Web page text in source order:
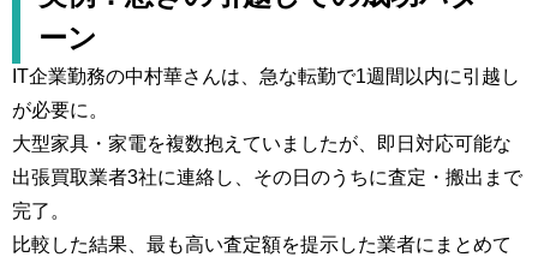
ーン
IT企業勤務の中村華さんは、急な転勤で1週間以内に引越し
が必要に。
大型家具・家電を複数抱えていましたが、即日対応可能な
出張買取業者3社に連絡し、その日のうちに査定・搬出まで
完了。
比較した結果、最も高い査定額を提示した業者にまとめて